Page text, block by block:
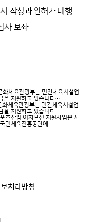
작성과 인허가 대행
사 보좌
화체육관광부는 민간체육시설업
을 지원하고 있습니다…
화체육관광부는 민간체육시설업
을 지원하고 있습니다…
츠산업 이차보전 지원사업은 사
민체육진흥공단에…
처리방침